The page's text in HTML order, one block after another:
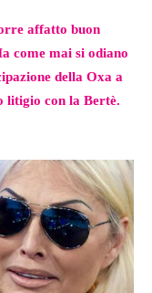
affatto buon
come mai si odiano
della Oxa a
litigio con la Bertè.